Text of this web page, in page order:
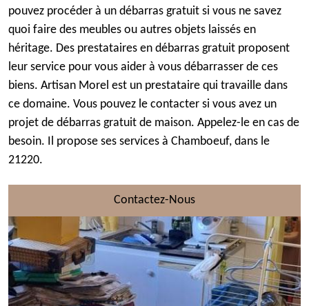
pouvez procéder à un débarras gratuit si vous ne savez
quoi faire des meubles ou autres objets laissés en
héritage. Des prestataires en débarras gratuit proposent
leur service pour vous aider à vous débarrasser de ces
biens. Artisan Morel est un prestataire qui travaille dans
ce domaine. Vous pouvez le contacter si vous avez un
projet de débarras gratuit de maison. Appelez-le en cas de
besoin. Il propose ses services à Chamboeuf, dans le
21220.
Contactez-Nous